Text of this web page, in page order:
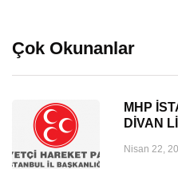
Çok Okunanlar
MHP
DİVAN
Nisan 22,